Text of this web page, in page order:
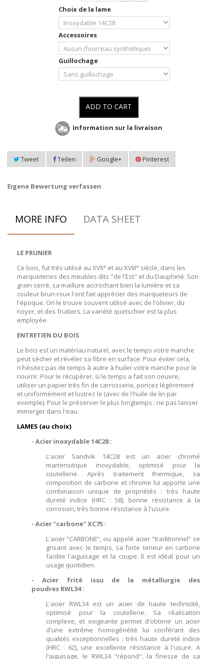
Choix de la lame
Accessoires
Guillochage
ADD TO CART
Information sur la livraison
Tweet Teilen Google+ Pinterest
Eigene Bewertung verfassen
MORE INFO DATA SHEET
LE PRUNIER
Ce bois, fut très utilisé au XVII° et au XVIII° siècle, dans les
marqueteries des meubles dits "de l'Est" et du Dauphiné. Son
grain serré, sa maillure accrochant bien la lumière et sa
couleur brun-roux l'ont fait apprécier des marqueteurs de
l'époque. On le trouve souvent utilisé avec de l'olivier, du
noyer, et des fruitiers. La variété quetschier est la plus
employée.
ENTRETIEN DU BOIS
Le bois est un matériau naturel, avec le temps votre manche
peut sécher et révéler sa fibre en surface. Pour éviter cela,
n'hésitez pas de temps à autre à huiler votre manche pour le
nourrir. Pour le récupérer, si le temps a fait son oeuvre,
utiliser un papier très fin de carrosserie, poncez légèrement
et uniformément et lustrez le (avec de l'huile de lin par
exemple). Pour le préserver le plus longtemps : ne pas laisser
immerger dans l'eau.
LAMES (au choix)
- Acier inoxydable 14C28 :
L'acier Sandvik 14C28 est un acier chromé
martensitique inoxydable, optimisé pour la
coutellerie. Après traitement thermique, sa
composition de carbone et chrome lui apporte une
combinaison unique de propriétés : très haute
dureté indice (HRC : 58), bonne résistance à la
corrosion, très bonne résistance à l'usure.
- Acier "carbone" XC75 :
L'acier “CARBONE”, ou appelé acier “traditionnel” se
grisant avec le temps, sa forte teneur en carbone
facilite l'aiguisage et la coupe. Il est idéal pour un
usage quotidien.
- Acier frité issu de la métallurgie des
poudres RWL34 :
L'acier RWL34 est un acier de haute technicité,
optimisé pour la coutellerie. Sa réalisation
complexe, et exigeante permet d'obtenir un acier
d'une extrême homogénéité lui conférant des
qualités exceptionnelles : très haute dureté indice
(HRC : 62), une excellente résistance à l'usure. A
l'aiguisage, le RWL34 "répond", la finesse de sa